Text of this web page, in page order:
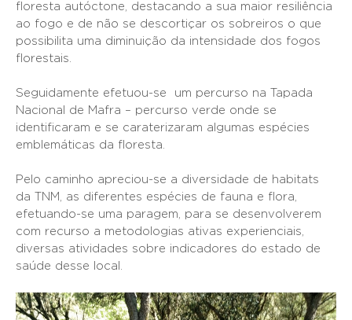
floresta autóctone, destacando a sua maior resiliência
ao fogo e de não se descortiçar os sobreiros o que
possibilita uma diminuição da intensidade dos fogos
florestais.
Seguidamente efetuou-se um percurso na Tapada
Nacional de Mafra – percurso verde onde se
identificaram e se caraterizaram algumas espécies
emblemáticas da floresta.
Pelo caminho apreciou-se a diversidade de habitats
da TNM, as diferentes espécies de fauna e flora,
efetuando-se uma paragem, para se desenvolverem
com recurso a metodologias ativas experienciais,
diversas atividades sobre indicadores do estado de
saúde desse local.